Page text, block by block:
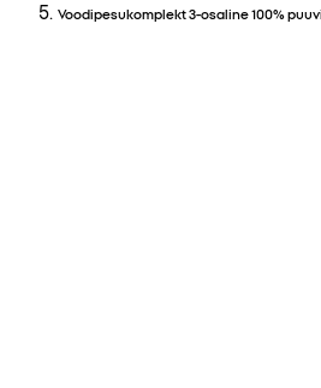
Voodipesukomplekt 3-osaline 100%